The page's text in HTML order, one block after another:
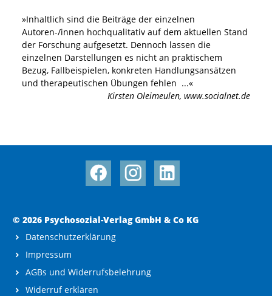
»Inhaltlich sind die Beiträge der einzelnen
Autoren-/innen hochqualitativ auf dem aktuellen Stand
der Forschung aufgesetzt. Dennoch lassen die
einzelnen Darstellungen es nicht an praktischem
Bezug, Fallbeispielen, konkreten Handlungsansätzen
und therapeutischen Übungen fehlen ...«
Kirsten Oleimeulen, www.socialnet.de
© 2026 Psychosozial-Verlag GmbH & Co KG
Datenschutzerklärung
Impressum
AGBs und Widerrufsbelehrung
Widerruf erklären